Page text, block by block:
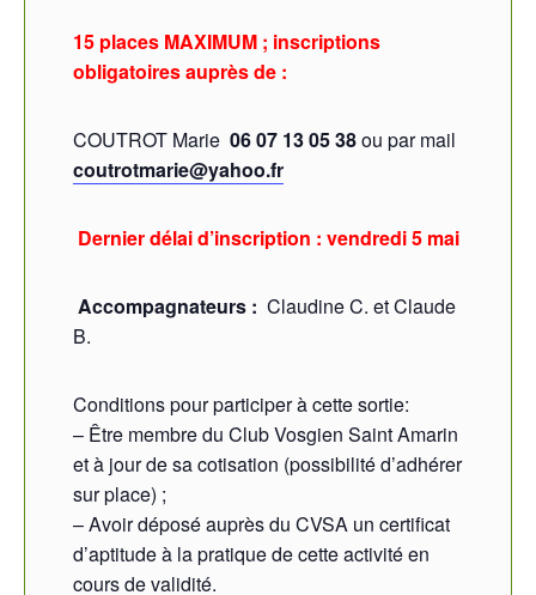
15 places MAXIMUM ; inscriptions
obligatoires auprès de :
COUTROT Marie 06 07 13 05 38ou par mail
coutrotmarie@yahoo.fr
Dernier délai d’inscription : vendredi 5 mai
Accompagnateurs : Claudine C. et Claude
B.
Conditions pour participer à cette sortie:
– Être membre du Club Vosgien Saint Amarin
et à jour de sa cotisation (possibilité d’adhérer
sur place) ;
– Avoir déposé auprès du CVSA un certificat
d’aptitude à la pratique de cette activité en
cours de validité.